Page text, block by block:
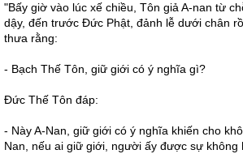
"Bấy giờ vào lúc xế chiều, Tôn giả A-nan từ
dậy, đến trước Đức Phật, đảnh lễ dưới chân
thưa rằng:
- Bạch Thế Tôn, giữ giới có ý nghĩa gì?
Đức Thế Tôn đáp:
- Này A-Nan, giữ giới có ý nghĩa khiến cho
Nan, nếu ai giữ giới, người ấy được sự không